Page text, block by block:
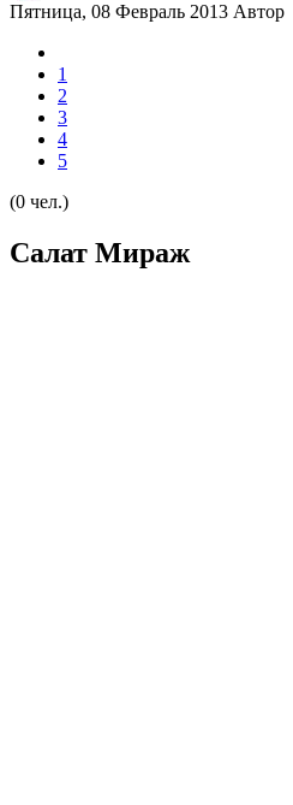
Пятница, 08 Февраль 2013 Автор
1
2
3
4
5
(0 чел.)
Салат Мираж